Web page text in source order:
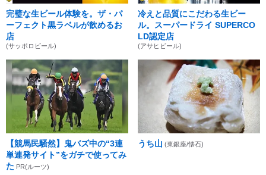
完璧な生ビール体験を。ザ・パ
ーフェクト黒ラベルが飲めるお
店
(サッポロビール)
冷えと品質にこだわる生ビー
ル。スーパードライ SUPERCO
LD認定店
(アサヒビール)
【競馬民騒然】鬼バズ中の“3連
単連発サイト”をガチで使ってみ
た PR(ルーツ)
うち山 (東銀座/懐石)